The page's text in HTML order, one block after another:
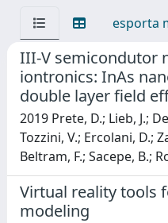
esporta
III-V semicondutor
iontronics: InAs
double layer field
2019 Prete, D.; Lieb, J.;
Tozzini, V.; Ercolani, D.;
Beltram, F.; Sacepe, B.;
Virtual reality tools
modeling